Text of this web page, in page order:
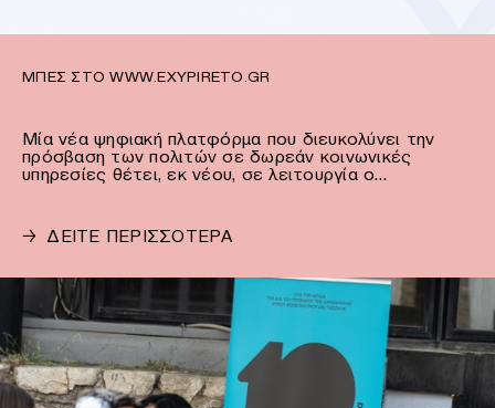
ΜΠΕΣ ΣΤΟ WWW.EXYPIRETO.GR
Μία νέα ψηφιακή πλατφόρμα που διευκολύνει την
πρόσβαση των πολιτών σε δωρεάν κοινωνικές
υπηρεσίες θέτει, εκ νέου, σε λειτουργία ο…
→ ΔΕΙΤΕ ΠΕΡΙΣΣΟΤΕΡΑ